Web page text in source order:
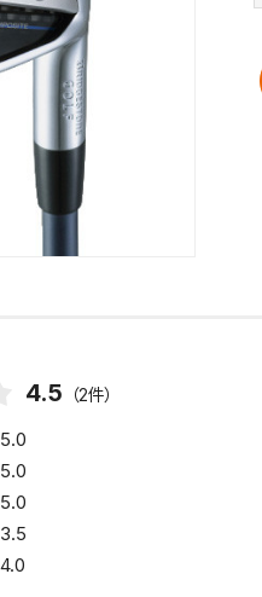
4.5 （2件）
5.0
5.0
5.0
3.5
4.0